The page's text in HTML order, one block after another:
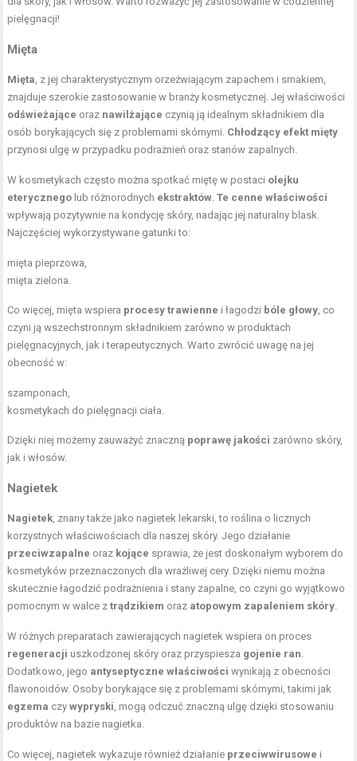
pielęgnacji!
Mięta
Mięta , z jej charakterystycznym orzeźwiającym zapachem i smakiem,
znajduje szerokie zastosowanie w branży kosmetycznej. Jej właściwości
odświeżające oraz nawilżające czynią ją idealnym składnikiem dla
osób borykających się z problemami skórnymi. Chłodzący efekt mięty
przynosi ulgę w przypadku podrażnień oraz stanów zapalnych.
W kosmetykach często można spotkać miętę w postaci olejku
eterycznego lub różnorodnych ekstraktów .Te cenne właściwości
wpływają pozytywnie na kondycję skóry, nadając jej naturalny blask.
Najczęściej wykorzystywane gatunki to:
mięta pieprzowa,
mięta zielona.
Co więcej, mięta wspiera procesy trawienne i łagodzi bóle głowy , co
czyni ją wszechstronnym składnikiem zarówno w produktach
pielęgnacyjnych, jak i terapeutycznych. Warto zwrócić uwagę na jej
obecność w:
szamponach,
kosmetykach do pielęgnacji ciała.
Dzięki niej możemy zauważyć znaczną poprawę jakości zarówno skóry,
jak i włosów.
Nagietek
Nagietek , znany także jako nagietek lekarski, to roślina o licznych
korzystnych właściwościach dla naszej skóry. Jego działanie
przeciwzapalne oraz kojące sprawia, że jest doskonałym wyborem do
kosmetyków przeznaczonych dla wrażliwej cery. Dzięki niemu można
skutecznie łagodzić podrażnienia i stany zapalne, co czyni go wyjątkowo
pomocnym w walce ztrądzikiem oraz atopowym zapaleniem skóry
W różnych preparatach zawierających nagietek wspiera on proces
regeneracji uszkodzonej skóry oraz przyspiesza gojenie ran
Dodatkowo, jego antyseptyczne właściwości wynikają z obecności
flawonoidów. Osoby borykające się z problemami skórnymi, takimi jak
egzema czywypryski , mogą odczuć znaczną ulgę dzięki stosowaniu
produktów na bazie nagietka.
Co więcej, nagietek wykazuje również działanie przeciwwirusowe i